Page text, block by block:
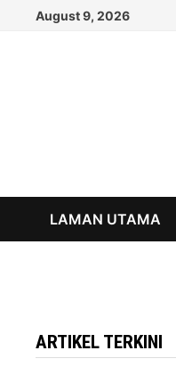
August 9, 2026
LAMAN UTAMA
ARTIKEL TERKINI